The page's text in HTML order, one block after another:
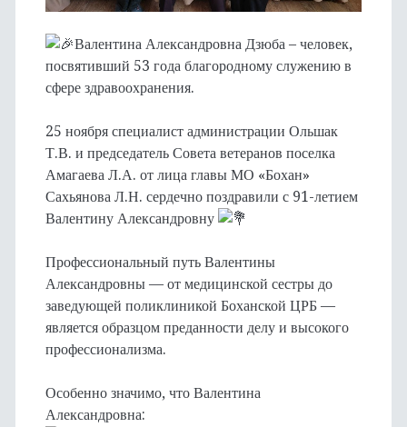
Валентина Александровна Дзюба – человек,
посвятивший 53 года благородному служению в
сфере здравоохранения.
25 ноября специалист администрации Ольшак
Т.В. и председатель Совета ветеранов поселка
Амагаева Л.А. от лица главы МО «Бохан»
Сахьянова Л.Н. сердечно поздравили с 91-летием
Валентину Александровну
Профессиональный путь Валентины
Александровны — от медицинской сестры до
заведующей поликлиникой Боханской ЦРБ —
является образцом преданности делу и высокого
профессионализма.
Особенно значимо, что Валентина
Александровна: